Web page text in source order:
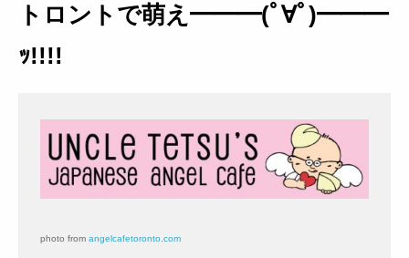
トロントで萌え━━━(ﾟ∀ﾟ)━━━
ｯ!!!!
photo from angelcafetoronto.com